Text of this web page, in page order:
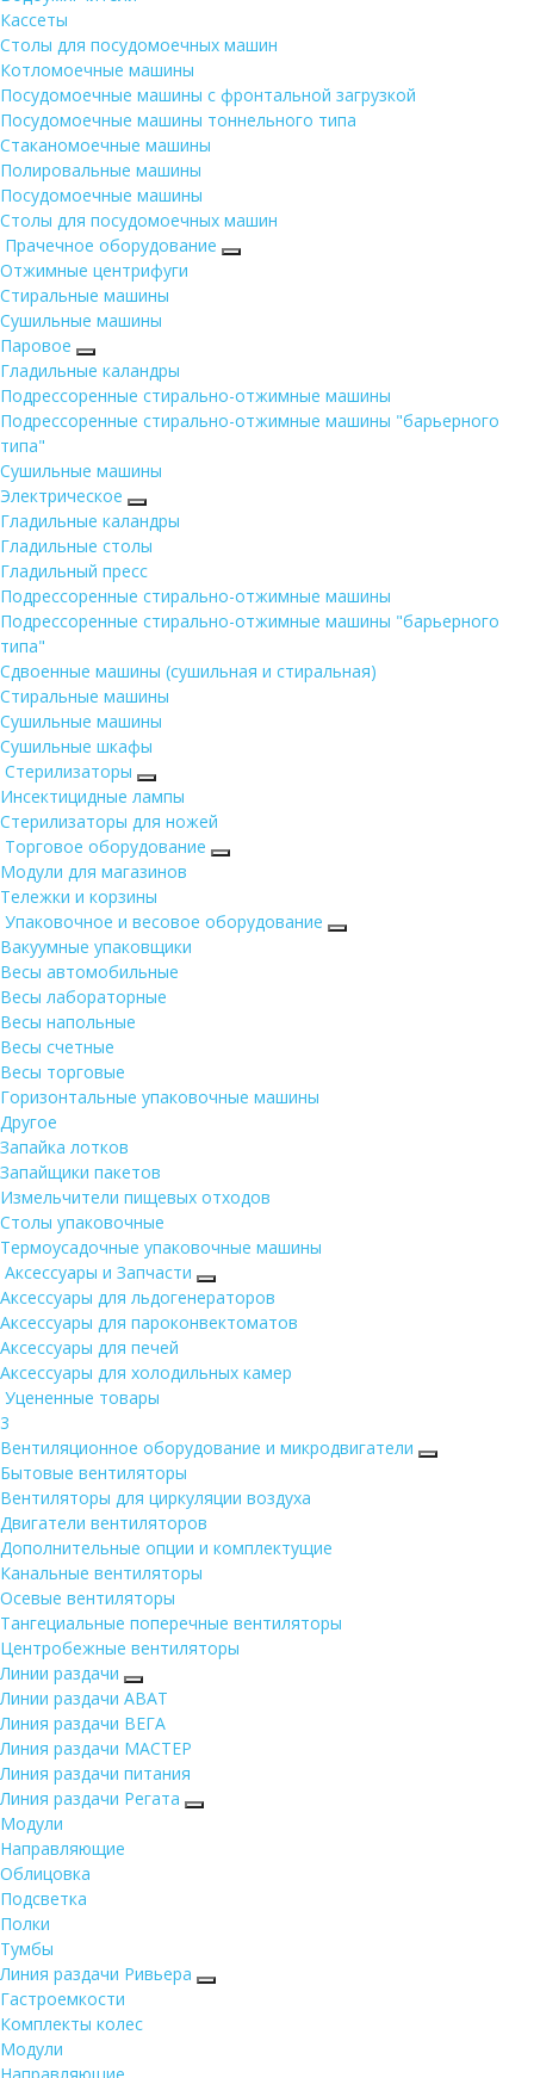
Кассеты
Столы для посудомоечных машин
Котломоечные машины
Посудомоечные машины с фронтальной загрузкой
Посудомоечные машины тоннельного типа
Стаканомоечные машины
Полировальные машины
Посудомоечные машины
Столы для посудомоечных машин
Прачечное оборудование
Отжимные центрифуги
Стиральные машины
Сушильные машины
Паровое
Гладильные каландры
Подрессоренные стирально-отжимные машины
Подрессоренные стирально-отжимные машины "барьерного
типа"
Сушильные машины
Электрическое
Гладильные каландры
Гладильные столы
Гладильный пресс
Подрессоренные стирально-отжимные машины
Подрессоренные стирально-отжимные машины "барьерного
типа"
Сдвоенные машины (сушильная и стиральная)
Стиральные машины
Сушильные машины
Сушильные шкафы
Стерилизаторы
Инсектицидные лампы
Стерилизаторы для ножей
Торговое оборудование
Модули для магазинов
Тележки и корзины
Упаковочное и весовое оборудование
Вакуумные упаковщики
Весы автомобильные
Весы лабораторные
Весы напольные
Весы счетные
Весы торговые
Горизонтальные упаковочные машины
Другое
Запайка лотков
Запайщики пакетов
Измельчители пищевых отходов
Столы упаковочные
Термоусадочные упаковочные машины
Аксессуары и Запчасти
Аксессуары для льдогенераторов
Аксессуары для пароконвектоматов
Аксессуары для печей
Аксессуары для холодильных камер
Уцененные товары
3
Вентиляционное оборудование и микродвигатели
Бытовые вентиляторы
Вентиляторы для циркуляции воздуха
Двигатели вентиляторов
Дополнительные опции и комплектущие
Канальные вентиляторы
Осевые вентиляторы
Тангециальные поперечные вентиляторы
Центробежные вентиляторы
Линии раздачи
Линии раздачи ABAT
Линия раздачи ВЕГА
Линия раздачи МАСТЕР
Линия раздачи питания
Линия раздачи Регата
Модули
Направляющие
Облицовка
Подсветка
Полки
Тумбы
Линия раздачи Ривьера
Гастроемкости
Комплекты колес
Модули
Направляющие